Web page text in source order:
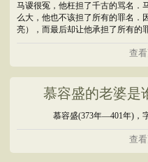
马谡很冤，他枉担了千古的骂名．
么大，他也不该担了所有的罪名．
亮），而最后却让他承担了所有的
查
慕容盛的老婆是
慕容盛(373年―401年)，
查